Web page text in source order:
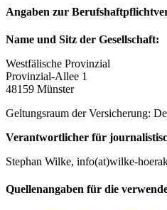
Angaben zur
Name und Sitz der Gesellschaft:
Westfälische Provinzial
Provinzial-Allee 1
48159 Münster
Geltungsraum der Versicherung:
Verantwortlicher für
Stephan Wilke, info(at)wilke-
Quellenangaben für die